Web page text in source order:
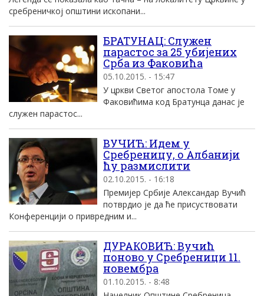
сребреничкој општини ископани...
БРАТУНАЦ: Служен
парастос за 25 убијених
Срба из Факовића
05.10.2015. - 15:47
У цркви Светог апостола Томе у
Факовићима код Братунца данас је
служен парастос...
ВУЧИЋ: Идем у
Сребреницу, о Албанији
ћу размислити
02.10.2015. - 16:18
Премијер Србије Александар Вучић
потврдио је да ће присуствовати
Конференцији о привредним и...
ДУРАКОВИЋ: Вучић
поново у Сребреници 11.
новембра
01.10.2015. - 8:48